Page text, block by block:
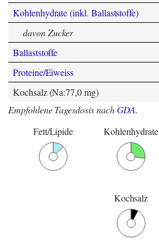
Kohlenhydrate (inkl. Ballaststoffe)
davon Zucker
Ballaststoffe
Proteine/Eiweiss
Kochsalz (Na:77,0 mg)
Empfohlene Tagesdosis nachGDA.
Fett/Lipide
Kohlenhydrate
Kochsalz